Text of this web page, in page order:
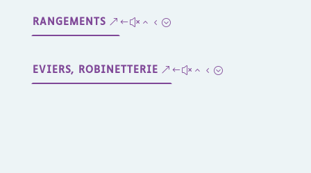
RANGEMENTS
EVIERS, ROBINETTERIE